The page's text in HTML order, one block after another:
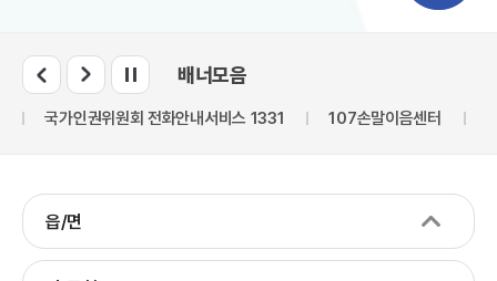
배너모음
국가인권위원회 전화안내서비스 1331 107손말이음센터
읍/면